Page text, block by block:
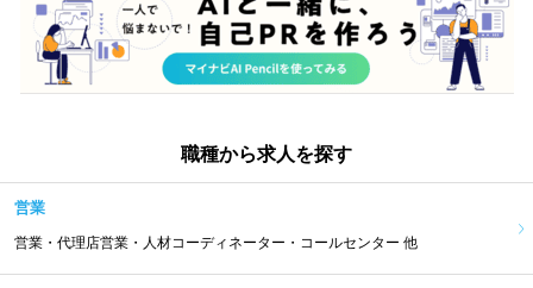
職種から求人を探す
営業
営業・代理店営業・人材コーディネーター・コールセンター 他